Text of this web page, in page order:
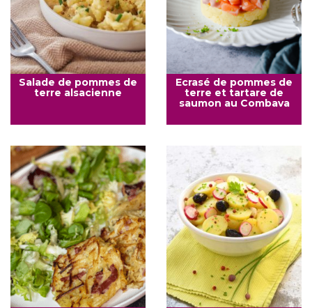
Salade de pommes de
terre alsacienne
Ecrasé de pommes de
terre et tartare de
saumon au Combava